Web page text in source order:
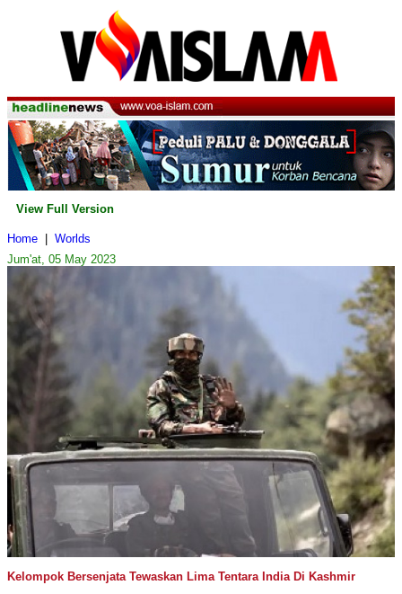
View Full Version
Home
Worlds
Jum'at, 05 May 2023
Kelompok Bersenjata Tewaskan Lima Tentara India Di Kashmir